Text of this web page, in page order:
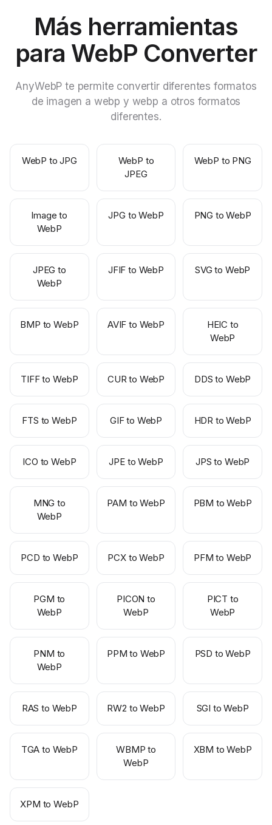
Más herramientas
para WebP Converter
AnyWebP te permite convertir diferentes formatos
de imagen a webp y webp a otros formatos
diferentes.
WebP to JPG
WebP to
JPEG
WebP to PNG
Image to
WebP
JPG to WebP PNG to WebP
JPEG to
WebP
JFIF to WebP SVG to WebP
BMP to WebP AVIF to WebP
HEIC to
WebP
TIFF to WebP CUR to WebP DDS to WebP
FTS to WebP GIF to WebP HDR to WebP
ICO to WebP JPE to WebP JPS to WebP
MNG to
WebP
PAM to WebP PBM to WebP
PCD to WebP PCX to WebP PFM to WebP
PGM to
WebP
PICON to
WebP
PICT to
WebP
PNM to
WebP
PPM to WebP PSD to WebP
RAS to WebP RW2 to WebP SGI to WebP
TGA to WebP
WBMP to
WebP
XBM to WebP
XPM to WebP